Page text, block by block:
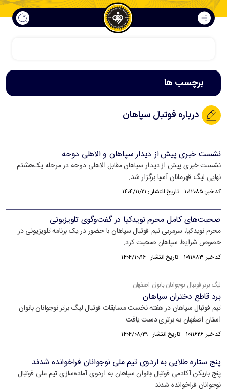
برچسب ها
درباره فوتبال سپاهان
نشست خبری پیش از دیدار سپاهان و الاهلی دوحه
نشست خبری پیش از دیدار سپاهان مقابل الاهلی دوحه در مرحله یک‌هشتم
نهایی لیگ قهرمانان آسیا برگزار شد.
کد خبر: ۱۰۱۲۰۸۵ تاریخ انتشار : ۱۴۰۴/۱۱/۲۱
صحبت‌های کامل محرم نویدکیا در گفت‌وگوی تلویزیونی
محرم نویدکیا، سرمربی تیم فوتبال سپاهان با حضور در یک برنامه تلویزیونی در
خصوص شرایط سپاهان صحبت کرد.
کد خبر: ۱۰۱۱۸۸۳ تاریخ انتشار : ۱۴۰۴/۱۰/۱۶
لیگ برتر فوتبال نوجوانان بانوان اصفهان
برد قاطع دختران سپاهان
تیم فوتبال سپاهان در هفته نخست مسابقات فوتبال لیگ برتر نوجوانان بانوان
استان اصفهان به برتری دست یافت.
کد خبر: ۱۰۱۱۶۲۶ تاریخ انتشار : ۱۴۰۴/۰۸/۲۹
پنج ستاره طلایی به اردوی تیم ملی نوجوانان فراخوانده شدند
پنج بازیکن آکادمی فوتبال بانوان سپاهان به اردوی آماده‌سازی تیم ملی فوتبال
نوجوانان فراخوانده شدند.